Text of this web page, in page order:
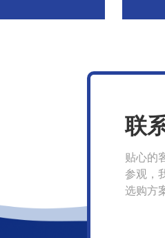
联
贴心的
参观，
选购方